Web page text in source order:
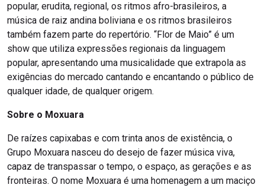
popular, erudita, regional, os ritmos afro-brasileiros, a
música de raiz andina boliviana e os ritmos brasileiros
também fazem parte do repertório. “Flor de Maio” é um
show que utiliza expressões regionais da linguagem
popular, apresentando uma musicalidade que extrapola as
exigências do mercado cantando e encantando o público de
qualquer idade, de qualquer origem.
Sobre o Moxuara
De raízes capixabas e com trinta anos de existência, o
Grupo Moxuara nasceu do desejo de fazer música viva,
capaz de transpassar o tempo, o espaço, as gerações e as
fronteiras. O nome Moxuara é uma homenagem a um maciço